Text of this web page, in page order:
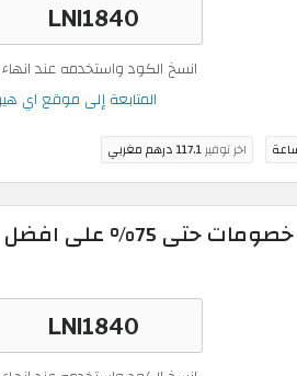
انسخ الكود واستخدمه عند انهاء
المتابعة إلى موقع اي
اخر توفير117.1 درهم مغربي
كود خصم اي هيرب 2026 | خصومات حتى 75% على افضل